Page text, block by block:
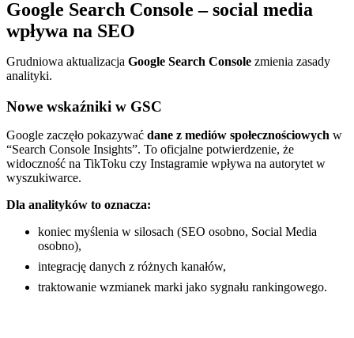
Google Search Console – social media
wpływa na SEO
Grudniowa aktualizacja Google Search Console zmienia zasady
analityki.
Nowe wskaźniki w GSC
Google zaczęło pokazywać dane z mediów społecznościowych w
“Search Console Insights”. To oficjalne potwierdzenie, że
widoczność na TikToku czy Instagramie wpływa na autorytet w
wyszukiwarce.
Dla analityków to oznacza:
koniec myślenia w silosach (SEO osobno, Social Media
osobno),
integrację danych z różnych kanałów,
traktowanie wzmianek marki jako sygnału rankingowego.